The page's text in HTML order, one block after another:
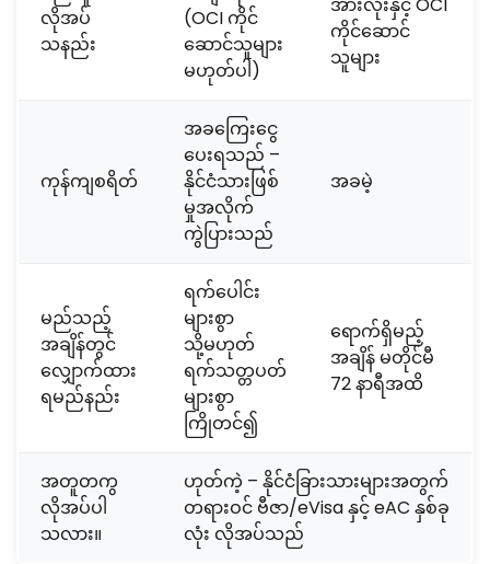
လိုအပ်
သနည်း
(OCI ကိုင်
ဆောင်သူများ
မဟုတ်ပါ)
ကိုင်ဆောင်
သူများ
ကုန်ကျစရိတ်
အခကြေးငွေ
ပေးရသည် –
နိုင်ငံသားဖြစ်
မှုအလိုက်
ကွဲပြားသည်
အခမဲ့
မည်သည့်
အချိန်တွင်
လျှောက်ထား
ရမည်နည်း
ရက်ပေါင်း
များစွာ
သို့မဟုတ်
ရက်သတ္တပတ်
များစွာ
ကြိုတင်၍
ရောက်ရှိမည့်
အချိန် မတိုင်မီ
72 နာရီအထိ
အတူတကွ
လိုအပ်ပါ
သလား။
ဟုတ်ကဲ့ – နိုင်ငံခြားသားများအတွက်
တရားဝင် ဗီဇာ/eVisa နှင့် eAC နှစ်ခု
လုံး လိုအပ်သည်